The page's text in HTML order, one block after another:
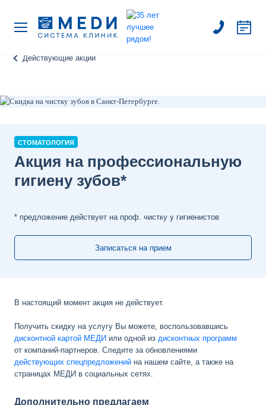
Действующие акции
СТОМАТОЛОГИЯ
Акция на профессиональную
гигиену зубов*
* предложение действует на проф. чистку у гигиенистов
Записаться на прием
В настоящий момент акция не действует.
Получить скидку на услугу Вы можете, воспользовавшись
дисконтной картой МЕДИ или одной из дисконтных программ
от компаний-партнеров. Следите за обновлениями
действующих спецпредложений на нашем сайте, а также на
страницах МЕДИ в социальных сетях.